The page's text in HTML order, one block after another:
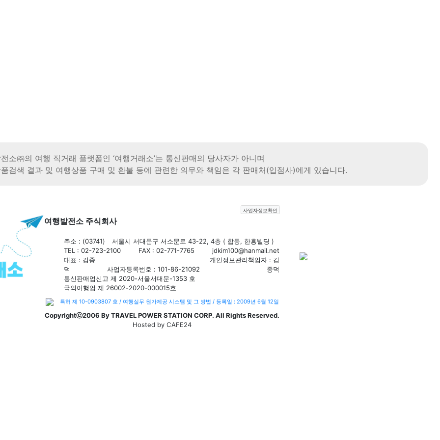
소㈜의 여행 직거래 플랫폼인 ‘여행거래소’는 통신판매의 당사자가 아니며
검색 결과 및 여행상품 구매 및 환불 등에 관련한 의무와 책임은 각 판매처(입점사)에게 있습니다.
여행발전소 주식회사
사업자정보확인
주소 : (03741)
서울시 서대문구 서소문로 43-22, 4층 ( 합동, 한흥빌딩 )
TEL : 02-723-2100
FAX : 02-771-7765
jdkim100@hanmail.net
대표 : 김종
덕
사업자등록번호 : 101-86-21092
개인정보관리책임자 : 김
종덕
통신판매업신고 제 2020-서울서대문-1353 호
국외여행업 제 26002-2020-000015호
특허 제 10-0903807 호 / 여행실무 원가제공 시스템 및 그 방법 / 등록일 : 2009년 6월 12일
Copyrightⓒ2006 By TRAVEL POWER STATION CORP. All Rights Reserved.
Hosted by CAFE24